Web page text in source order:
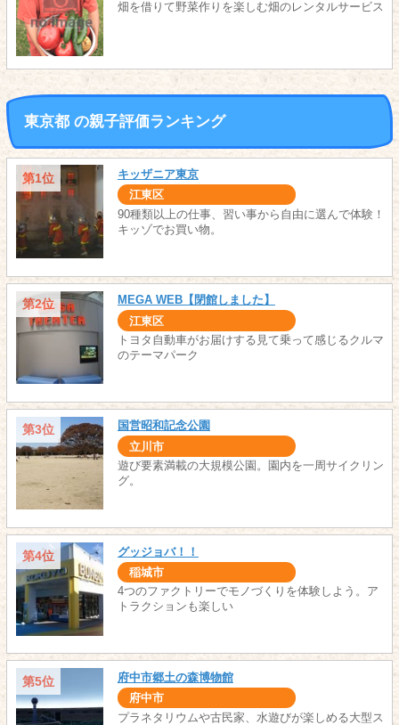
畑を借りて野菜作りを楽しむ畑のレンタルサービス
東京都 の親子評価ランキング
第1位 キッザニア東京
江東区
90種類以上の仕事、習い事から自由に選んで体験！
キッゾでお買い物。
第2位 MEGA WEB【閉館しました】
江東区
トヨタ自動車がお届けする見て乗って感じるクルマ
のテーマパーク
第3位 国営昭和記念公園
立川市
遊び要素満載の大規模公園。園内を一周サイクリン
グ。
第4位 グッジョバ！！
稲城市
4つのファクトリーでモノづくりを体験しよう。ア
トラクションも楽しい
第5位 府中市郷土の森博物館
府中市
プラネタリウムや古民家、水遊びが楽しめる大型ス